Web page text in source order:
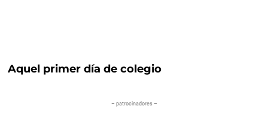
Aquel primer día de colegio
– patrocinadores –